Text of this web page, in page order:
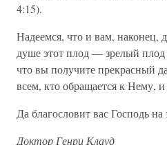
4:15).
Надеемся, что и вам, наконец,
душе этот плод — зрелый
что вы получите прекрасный
всем, кто обращается к Нему,
Да благословит вас Господь
Доктор Генри Клауд